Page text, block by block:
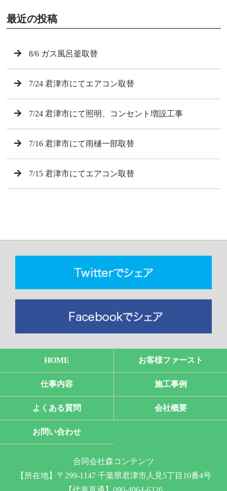
最近の投稿
8/6 ガス風呂釜取替
7/24 君津市にてエアコン取替
7/24 君津市にて照明、コンセント増設工事
7/16 君津市にて雨樋一部取替
7/15 君津市にてエアコン取替
HOME お客様ファースト
仕事内容 施工事例
よくある質問 会社概要
お問い合わせ
合同会社森コンテンツ
【所在地】〒299-1147 千葉県君津市人見5丁目10番4号